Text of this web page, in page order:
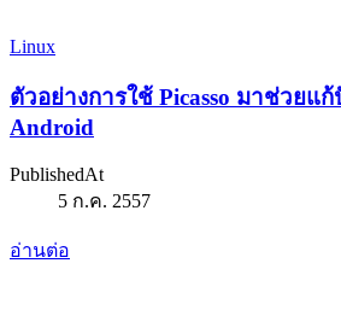
Linux
ตัวอย่างการใช้ Picasso มาช่วยแ
Android
PublishedAt
5 ก.ค. 2557
อ่านต่อ